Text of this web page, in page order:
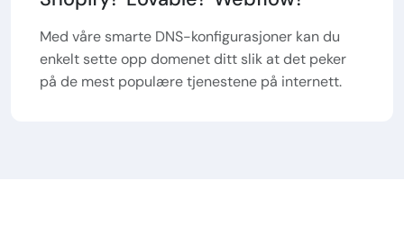
Med våre smarte DNS-konfigurasjoner kan du
enkelt sette opp domenet ditt slik at det peker
på de mest populære tjenestene på internett.